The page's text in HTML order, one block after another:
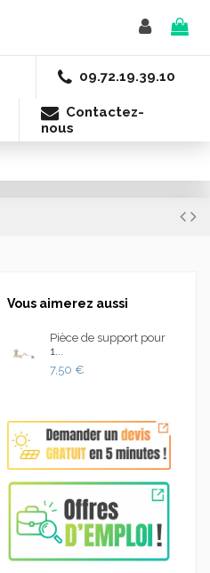
09.72.19.39.10
Contactez-
nous
Vous aimerez aussi
Pièce de support pour
1...
7,50 €